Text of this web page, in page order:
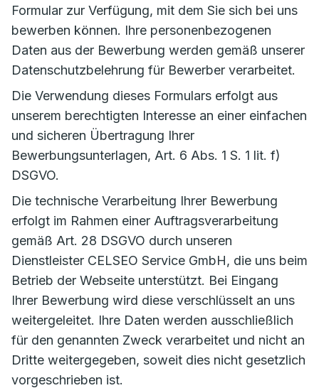
Formular zur Verfügung, mit dem Sie sich bei uns
bewerben können. Ihre personenbezogenen
Daten aus der Bewerbung werden gemäß unserer
Datenschutzbelehrung für Bewerber verarbeitet.
Die Verwendung dieses Formulars erfolgt aus
unserem berechtigten Interesse an einer einfachen
und sicheren Übertragung Ihrer
Bewerbungsunterlagen, Art. 6 Abs. 1 S. 1 lit. f)
DSGVO.
Die technische Verarbeitung Ihrer Bewerbung
erfolgt im Rahmen einer Auftragsverarbeitung
gemäß Art. 28 DSGVO durch unseren
Dienstleister CELSEO Service GmbH, die uns beim
Betrieb der Webseite unterstützt. Bei Eingang
Ihrer Bewerbung wird diese verschlüsselt an uns
weitergeleitet. Ihre Daten werden ausschließlich
für den genannten Zweck verarbeitet und nicht an
Dritte weitergegeben, soweit dies nicht gesetzlich
vorgeschrieben ist.